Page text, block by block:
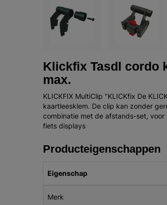
Klickfix Tasdl cordo
max.
KLICKFIX MultiClip "KLICKfix De
kaartleesklem. De clip kan zonder
combinatie met de afstands-set, voor
fiets displays
Producteigenschappen
Eigenschap
Merk